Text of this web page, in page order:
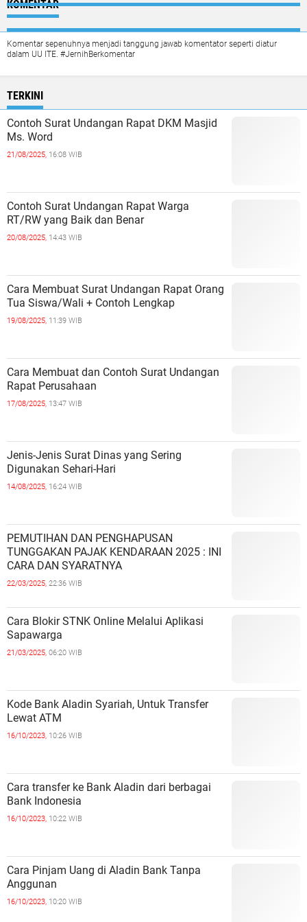
KOMENTAR
Komentar sepenuhnya menjadi tanggung jawab komentator seperti diatur
dalam UU ITE. #JernihBerkomentar
TERKINI
Contoh Surat Undangan Rapat DKM Masjid
Ms. Word
21/08/2025, 16:08 WIB
Contoh Surat Undangan Rapat Warga
RT/RW yang Baik dan Benar
20/08/2025, 14:43 WIB
Cara Membuat Surat Undangan Rapat Orang
Tua Siswa/Wali + Contoh Lengkap
19/08/2025, 11:39 WIB
Cara Membuat dan Contoh Surat Undangan
Rapat Perusahaan
17/08/2025, 13:47 WIB
Jenis-Jenis Surat Dinas yang Sering
Digunakan Sehari-Hari
14/08/2025, 16:24 WIB
PEMUTIHAN DAN PENGHAPUSAN
TUNGGAKAN PAJAK KENDARAAN 2025 : INI
CARA DAN SYARATNYA
22/03/2025, 22:36 WIB
Cara Blokir STNK Online Melalui Aplikasi
Sapawarga
21/03/2025, 06:20 WIB
Kode Bank Aladin Syariah, Untuk Transfer
Lewat ATM
16/10/2023, 10:26 WIB
Cara transfer ke Bank Aladin dari berbagai
Bank Indonesia
16/10/2023, 10:22 WIB
Cara Pinjam Uang di Aladin Bank Tanpa
Anggunan
16/10/2023, 10:20 WIB